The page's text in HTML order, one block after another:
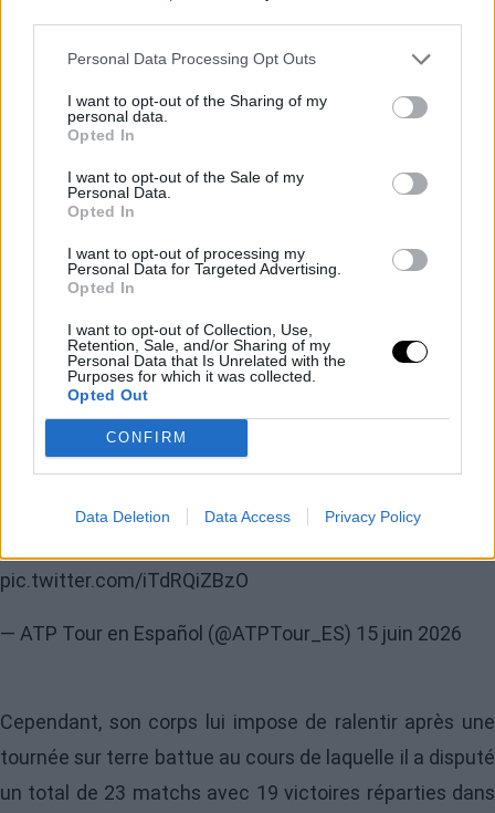
Personal Data Processing Opt Outs
I want to opt-out of the Sharing of my
personal data.
Opted In
I want to opt-out of the Sale of my
Personal Data.
Opted In
I want to opt-out of processing my
Personal Data for Targeted Advertising.
Opted In
I want to opt-out of Collection, Use,
Retention, Sale, and/or Sharing of my
Personal Data that Is Unrelated with the
Purposes for which it was collected.
Opted Out
CONFIRM
Data Deletion Data Access Privacy Policy
peux bien faire. Je m'y habitue cette semaine avec les
surface, et si vous ne participez pas aux tournois ATP,
déclaré le joueur de Leganés à l'ATP.
Il était même satisfait de son adaptation à cette
surface exigeante: "Je suis arrivé à Londres plus tôt
à Queen's pour la première fois signifie beaucoup pour
moi. Je suis très heureux de la façon dont se passe la
transition de la terre battue à l'herbe".
🇪🇸 Rafael Jódar es baja en Queen's
pic.twitter.com/iTdRQiZBzO
— ATP Tour en Español (@ATPTour_ES) 15 juin 2026
Cependant, son corps lui impose de ralentir après une
tournée sur terre battue au cours de laquelle il a disputé
un total de 23 matchs avec 19 victoires réparties dans